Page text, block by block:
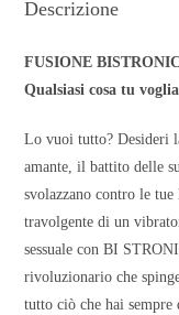
Descrizione
FUSIONE
Qualsiasi cosa tu
Lo vuoi tutto? Desideri
amante, il battito delle
svolazzano contro le tue
travolgente di un
sessuale con BI
rivoluzionario che
tutto ciò che hai sempre